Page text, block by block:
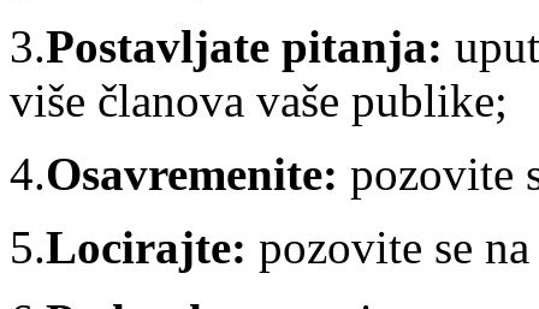
3.Postavljate pitanja:
više članova vaše publike;
4.Osavremenite: pozovite
5.Locirajte: pozovite se